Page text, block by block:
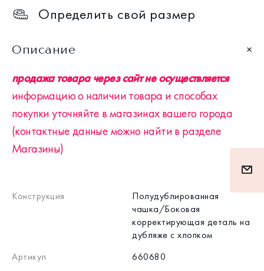
Определить свой размер
Описание
продажа товара через сайт не осуществляется
информацию о наличии товара и способах
покупки уточняйте в магазинах вашего города
(контактные данные можно найти в разделе
Магазины)
Конструкция
Полудублированная
чашка/Боковая
корректирующая деталь на
дубляже с хлопком
Артикул
660680